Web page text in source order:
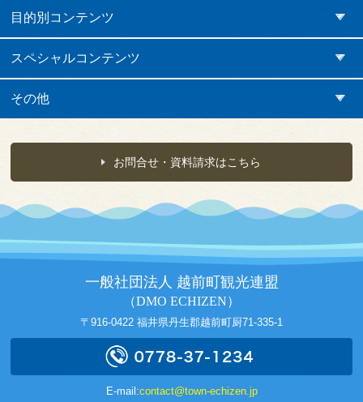
目的別コンテンツ
スペシャルコンテンツ
その他
お問合せ・資料請求はこちら
一般社団法人 越前町観光連盟
（DMO ECHIZEN）
〒916-0422 福井県丹生郡越前町厨71-335-1
E-mail:contact@town-echizen.jp